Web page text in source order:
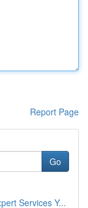
Report Page
Go
Services Y...